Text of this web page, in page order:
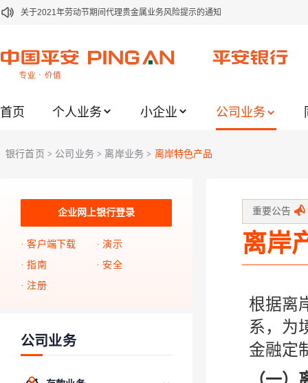
关于2021年劳动节期间代理贵金属业务风险提示的通知
关于加强代理贵金属业务风险防范的提示
关于进一步加强代理贵金属业务风险防范的提示
关于平安银行电子版信用卡更名为平安银行数字信用卡的公告
关于修订《平安银行平安金积存业务协议书（个人）》的公告
首页 个人业务 小企业 公司业务
银行首页 > 公司业务 > 离岸业务 > 离岸特色产品
企业网上银行登录
客户端下载
演示
指南
安全
注册
公司业务
重要公告
离岸
根据离
系，为
金融定
（一